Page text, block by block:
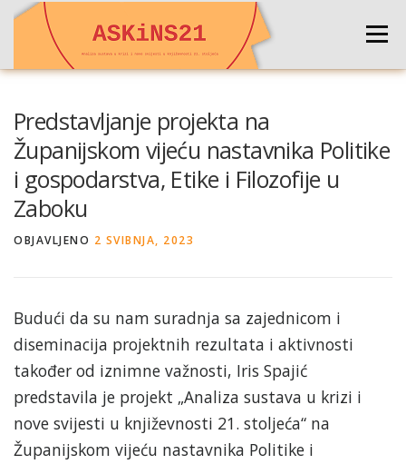
Preskoči
Izbornik
KONFERENCIJA 2024 KONTAKT
Predstavljanje projekta na
Županijskom vijeću nastavnika Politike
i gospodarstva, Etike i Filozofije u
Zaboku
OBJAVLJENO 2 SVIBNJA, 2023
Budući da su nam suradnja sa zajednicom i
diseminacija projektnih rezultata i aktivnosti
također od iznimne važnosti, Iris Spajić
predstavila je projekt „Analiza sustava u krizi i
nove svijesti u književnosti 21. stoljeća“ na
Županijskom vijeću nastavnika Politike i